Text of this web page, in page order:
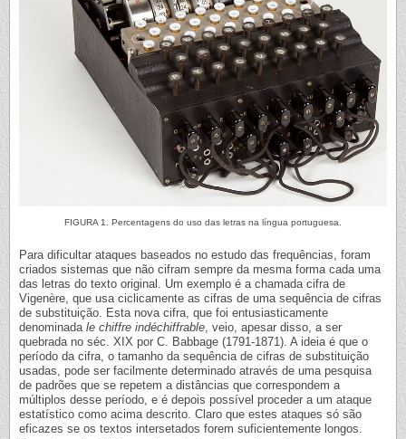
FIGURA 1. Percentagens do uso das letras na língua portuguesa.
Para dificultar ataques baseados no estudo das frequências, foram
criados sistemas que não cifram sempre da mesma forma cada uma
das letras do texto original. Um exemplo é a chamada cifra de
Vigenère, que usa ciclicamente as cifras de uma sequência de cifras
de substituição. Esta nova cifra, que foi entusiasticamente
denominada le chiffre indéchiffrable, veio, apesar disso, a ser
quebrada no séc. XIX por C. Babbage (1791-1871). A ideia é que o
período da cifra, o tamanho da sequência de cifras de substituição
usadas, pode ser facilmente determinado através de uma pesquisa
de padrões que se repetem a distâncias que correspondem a
múltiplos desse período, e é depois possível proceder a um ataque
estatístico como acima descrito. Claro que estes ataques só são
eficazes se os textos intersetados forem suficientemente longos.